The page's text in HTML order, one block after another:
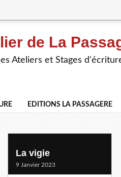
de La
Ateliers et Stages
EDITIONS LA PASSAGERE
La vigie
9 Janvier 2023